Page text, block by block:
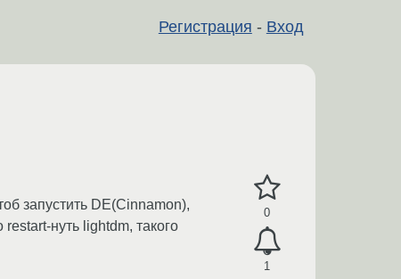
Регистрация - Вход
0
1
запустить DE(Cinnamon),
нуть lightdm, такого